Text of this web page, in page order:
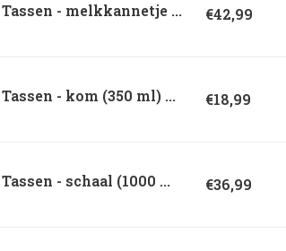
Tassen - melkkannetje ... €42,99
Tassen - kom (350 ml) ... €18,99
Tassen - schaal (1000 ... €36,99